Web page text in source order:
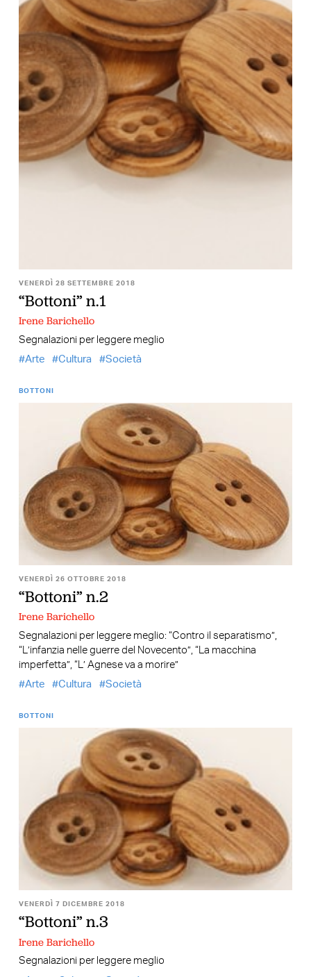
VENERDÌ 28 SETTEMBRE 2018
“Bottoni” n.1
Irene Barichello
Segnalazioni per leggere meglio
Arte
Cultura Società
BOTTONI
VENERDÌ 26 OTTOBRE 2018
“Bottoni” n.2
Irene Barichello
Segnalazioni per leggere meglio: “Contro il separatismo”,
“L’infanzia nelle guerre del Novecento”, “La macchina
imperfetta”, “L’ Agnese va a morire”
Arte
Cultura Società
BOTTONI
VENERDÌ 7 DICEMBRE 2018
“Bottoni” n.3
Irene Barichello
Segnalazioni per leggere meglio